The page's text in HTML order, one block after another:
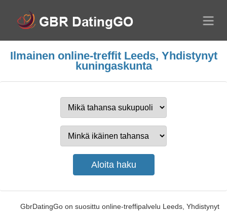
Ilmainen online-treffit Leeds, Yhdistynyt
kuningaskunta
GbrDatingGo on suosittu online-treffipalvelu Leeds, Yhdistynyt